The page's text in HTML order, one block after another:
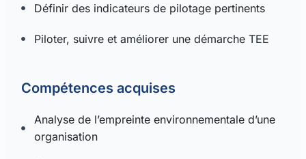
Définir des indicateurs de pilotage pertinents
Piloter, suivre et améliorer une démarche TEE
Compétences acquises
Analyse de l’empreinte environnementale d’une
organisation